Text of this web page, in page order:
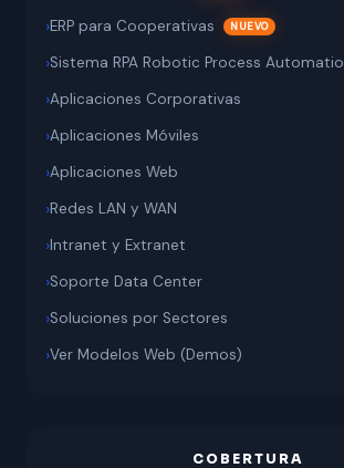
ERP para Cooperativas
Sistema RPA Robotic Process
Aplicaciones Corporativas
Aplicaciones Móviles
Aplicaciones Web
Redes LAN y WAN
Intranet y Extranet
Soporte Data Center
Soluciones por Sectores
Ver Modelos Web (Demos)
COBERTURA